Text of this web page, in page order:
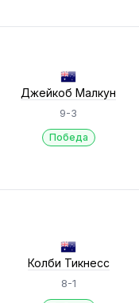
Джейкоб Малкун
9-3
Победа
Колби Тикнесс
8-1